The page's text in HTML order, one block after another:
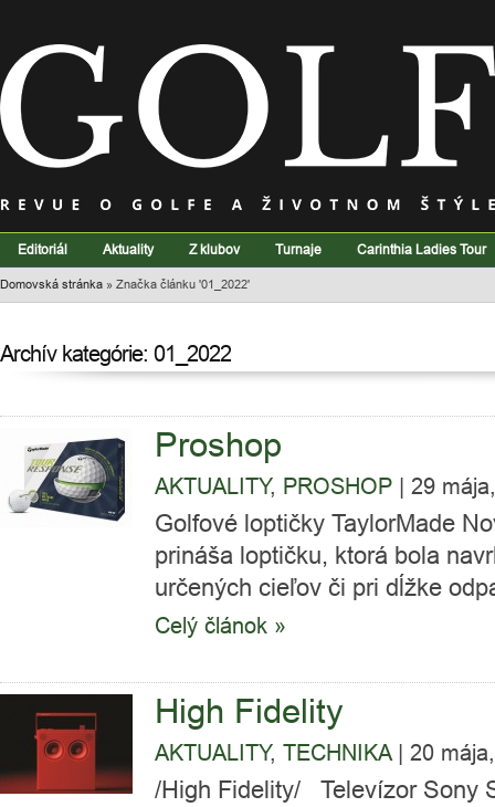
Editoriál Aktuality Z klubov Turnaje Carinthia Ladies Tour
Domovská stránka » Značka článku '01_2022'
Archív kategórie: 01_2022
Proshop
AKTUALITY, PROSHOP | 29
Golfové loptičky TaylorMade
prináša loptičku, ktorá bola
určených cieľov či pri dĺžke
Celý článok »
High Fidelity
AKTUALITY, TECHNIKA| 20
/High Fidelity/ Televízor Sony